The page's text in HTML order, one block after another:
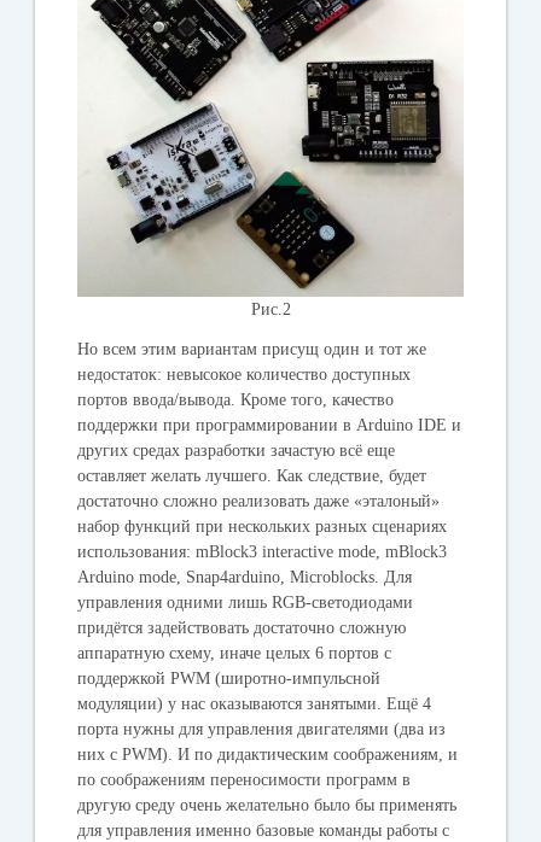
Рис.2
Но всем этим вариантам присущ один и тот же
недостаток: невысокое количество доступных
портов ввода/вывода. Кроме того, качество
поддержки при программировании в Arduino IDE и
других средах разработки зачастую всё еще
оставляет желать лучшего. Как следствие, будет
достаточно сложно реализовать даже «эталоный»
набор функций при нескольких разных сценариях
использования: mBlock3 interactive mode, mBlock3
Arduino mode, Snap4arduino, Microblocks. Для
управления одними лишь RGB-светодиодами
придётся задействовать достаточно сложную
аппаратную схему, иначе целых 6 портов с
поддержкой PWM (широтно-импульсной
модуляции) у нас оказываются занятыми. Ещё 4
порта нужны для управления двигателями (два из
них с PWM). И по дидактическим соображениям, и
по соображениям переносимости программ в
другую среду очень желательно было бы применять
для управления именно базовые команды работы с